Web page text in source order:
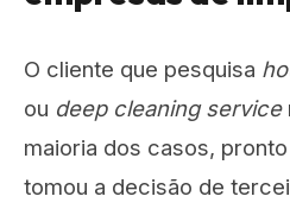
O cliente que pesquisa
ou deep cleaning service
maioria dos casos,
tomou a decisão de